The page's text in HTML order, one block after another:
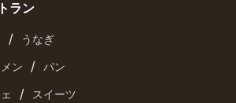
ラン
/ うなぎ
ン / パン
/ スイーツ